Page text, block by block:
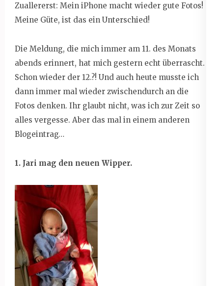
Zuallererst: Mein iPhone macht wieder gute Fotos!
Meine Güte, ist das ein Unterschied!
Die Meldung, die mich immer am 11. des Monats
abends erinnert, hat mich gestern echt überrascht.
Schon wieder der 12.?! Und auch heute musste ich
dann immer mal wieder zwischendurch an die
Fotos denken. Ihr glaubt nicht, was ich zur Zeit so
alles vergesse. Aber das mal in einem anderen
Blogeintrag…
1. Jari mag den neuen Wipper.